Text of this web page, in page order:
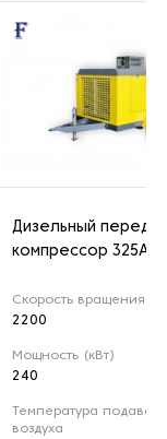
Дизельный
компрессор 325A
Скорость вращения
2200
Мощность (кВт)
240
Температура
воздуха